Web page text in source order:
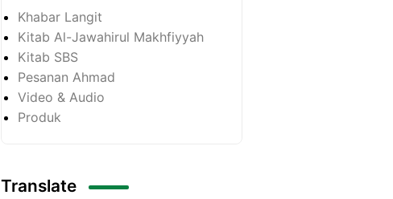
Khabar Langit
Kitab Al-Jawahirul Makhfiyyah
Kitab SBS
Pesanan Ahmad
Video & Audio
Produk
Translate